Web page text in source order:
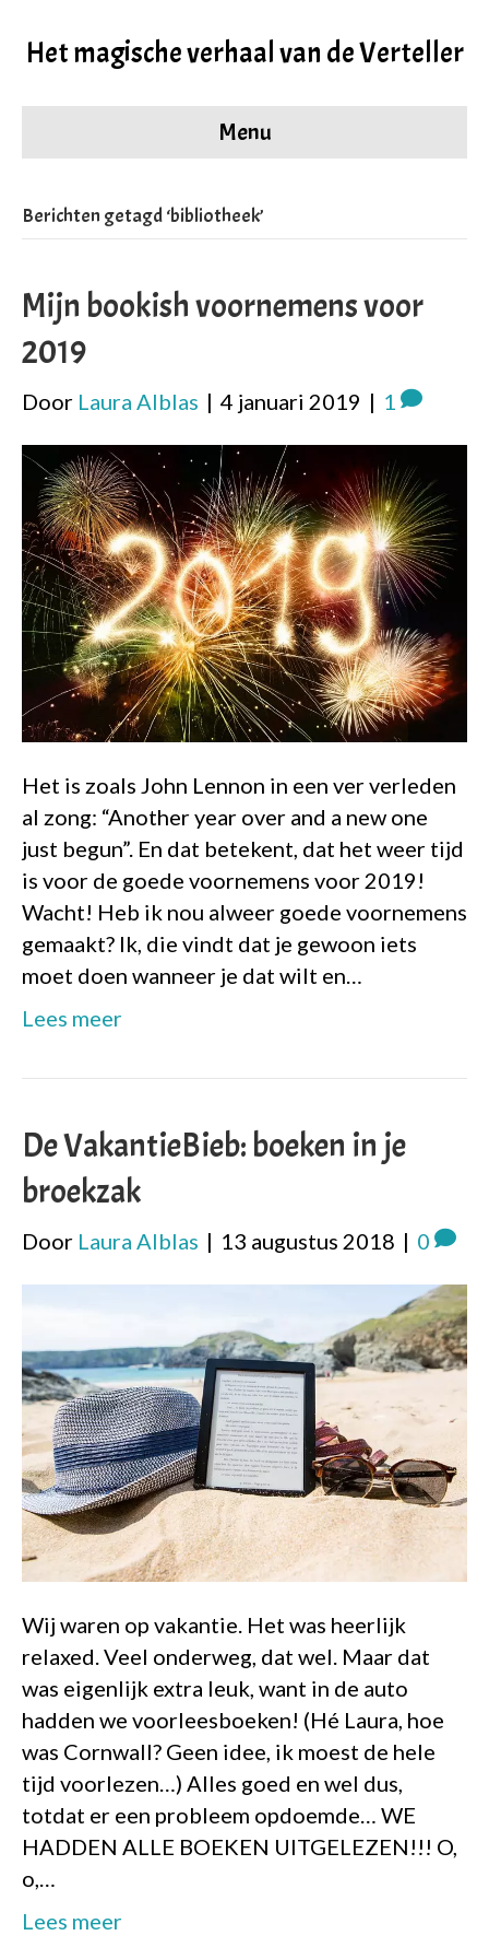
Het magische verhaal van de Verteller
Menu
Berichten getagd ‘bibliotheek’
Mijn bookish voornemens voor
2019
Door Laura Alblas | 4 januari 2019 | 1
Het is zoals John Lennon in een ver verleden
al zong: “Another year over and a new one
just begun”. En dat betekent, dat het weer tijd
is voor de goede voornemens voor 2019!
Wacht! Heb ik nou alweer goede voornemens
gemaakt? Ik, die vindt dat je gewoon iets
moet doen wanneer je dat wilt en…
Lees meer
De VakantieBieb: boeken in je
broekzak
Door Laura Alblas | 13 augustus 2018 | 0
Wij waren op vakantie. Het was heerlijk
relaxed. Veel onderweg, dat wel. Maar dat
was eigenlijk extra leuk, want in de auto
hadden we voorleesboeken! (Hé Laura, hoe
was Cornwall? Geen idee, ik moest de hele
tijd voorlezen…) Alles goed en wel dus,
totdat er een probleem opdoemde… WE
HADDEN ALLE BOEKEN UITGELEZEN!!! O,
o,…
Lees meer